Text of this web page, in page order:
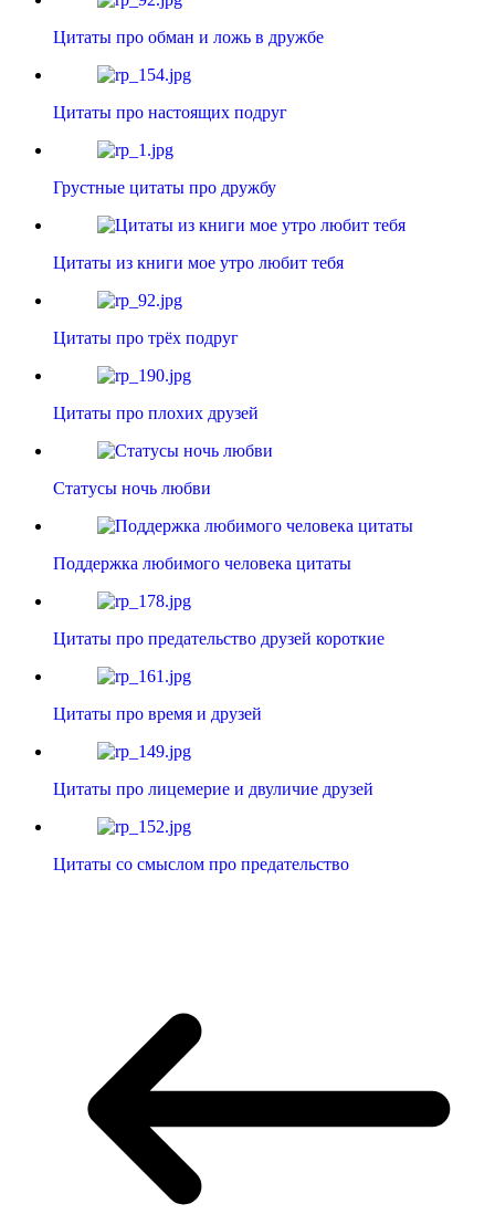
Цитаты про обман и ложь в дружбе
Цитаты про настоящих подруг
Грустные цитаты про дружбу
Цитаты из книги мое утро любит тебя
Цитаты про трёх подруг
Цитаты про плохих друзей
Статусы ночь любви
Поддержка любимого человека цитаты
Цитаты про предательство друзей короткие
Цитаты про время и друзей
Цитаты про лицемерие и двуличие друзей
Цитаты со смыслом про предательство